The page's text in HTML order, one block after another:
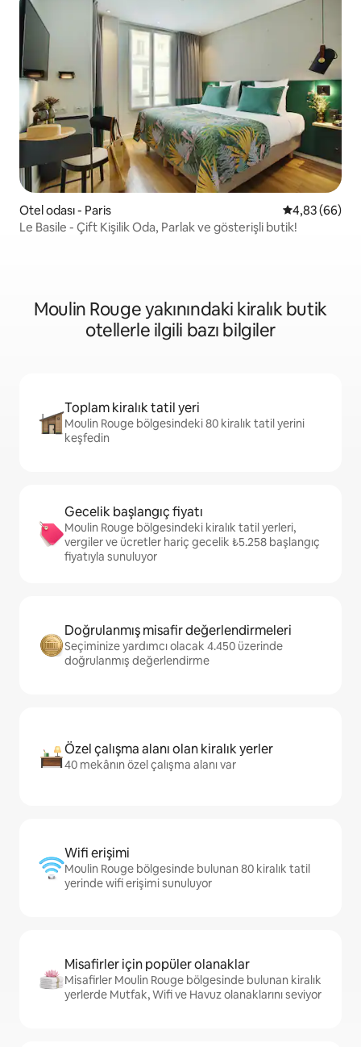
Otel odası - Paris 5 üzerinden
4,83 (66)
Le Basile - Çift Kişilik Oda, Parlak ve gösterişli butik!
Moulin Rouge yakınındaki kiralık butik
otellerle ilgili bazı bilgiler
Toplam kiralık tatil yeri
Moulin Rouge bölgesindeki 80 kiralık tatil yerini
keşfedin
Gecelik başlangıç fiyatı
Moulin Rouge bölgesindeki kiralık tatil yerleri,
vergiler ve ücretler hariç gecelik ₺5.258 başlangıç
fiyatıyla sunuluyor
Doğrulanmış misafir değerlendirmeleri
Seçiminize yardımcı olacak 4.450 üzerinde
doğrulanmış değerlendirme
Özel çalışma alanı olan kiralık yerler
40 mekânın özel çalışma alanı var
Wifi erişimi
Moulin Rouge bölgesinde bulunan 80 kiralık tatil
yerinde wifi erişimi sunuluyor
Misafirler için popüler olanaklar
Misafirler Moulin Rouge bölgesinde bulunan kiralık
yerlerde Mutfak, Wifi ve Havuz olanaklarını seviyor